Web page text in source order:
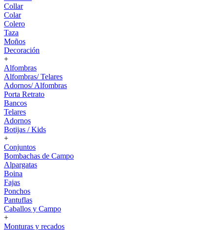
Collar
Colar
Colero
Taza
Moños
Decoración
+
Alfombras
Alfombras/ Telares
Adornos/ Alfombras
Porta Retrato
Bancos
Telares
Adornos
Botijas / Kids
+
Conjuntos
Bombachas de Campo
Alpargatas
Boina
Fajas
Ponchos
Pantuflas
Caballos y Campo
+
Monturas y recados